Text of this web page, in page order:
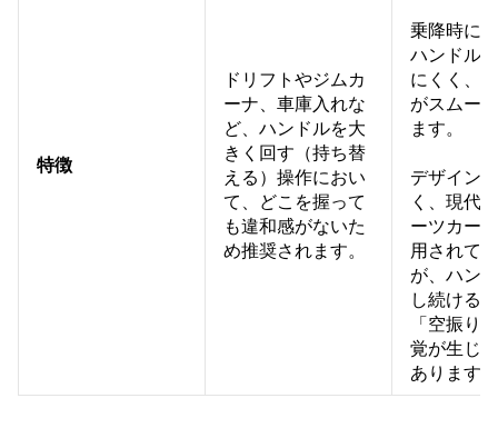
特徴
ドリフトやジムカ
ーナ、車庫入れな
ど、ハンドルを大
きく回す（持ち替
える）操作におい
て、どこを握って
も違和感がないた
め推奨されます。
乗降時に
ハンドル
にくく、
がスムー
ます。
デザイン
く、現代
ーツカー
用されて
が、ハン
し続ける
「空振り
覚が生じ
あります